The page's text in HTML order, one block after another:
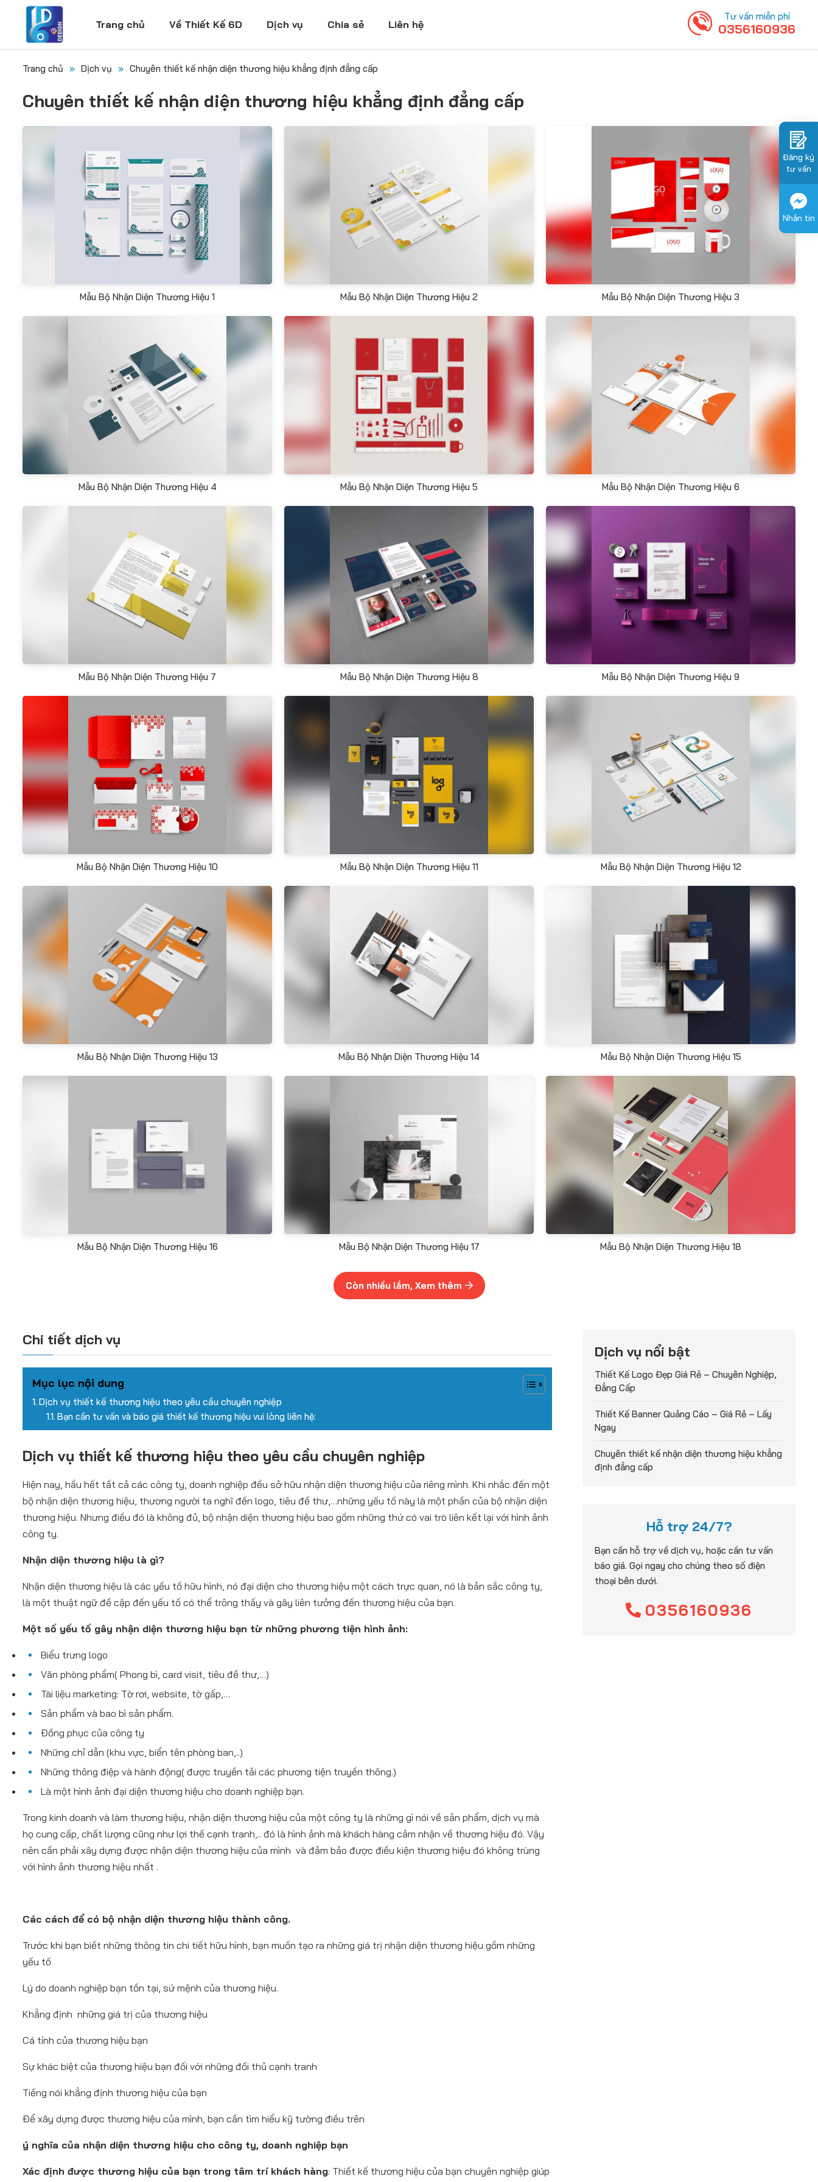
Trang chủ Về Thiết Kế 6D Dịch vụ Chia sẻ Liên hệ
Tư vấn miễn phí
0356160936
Trang chủ » Dịch vụ » Chuyên thiết kế nhận diện thương hiệu khẳng định đẳng cấp
Chuyên thiết kế nhận diện thương hiệu khẳng định đẳng cấp
Mẫu Bộ Nhận Diện Thương Hiệu 1 Mẫu Bộ Nhận Diện Thương Hiệu 2 Mẫu Bộ Nhận Diện Thương Hiệu 3
Mẫu Bộ Nhận Diện Thương Hiệu 4 Mẫu Bộ Nhận Diện Thương Hiệu 5 Mẫu Bộ Nhận Diện Thương Hiệu 6
Mẫu Bộ Nhận Diện Thương Hiệu 7 Mẫu Bộ Nhận Diện Thương Hiệu 8 Mẫu Bộ Nhận Diện Thương Hiệu 9
Mẫu Bộ Nhận Diện Thương Hiệu 10 Mẫu Bộ Nhận Diện Thương Hiệu 11 Mẫu Bộ Nhận Diện Thương Hiệu 12
Mẫu Bộ Nhận Diện Thương Hiệu 13 Mẫu Bộ Nhận Diện Thương Hiệu 14 Mẫu Bộ Nhận Diện Thương Hiệu 15
Mẫu Bộ Nhận Diện Thương Hiệu 16 Mẫu Bộ Nhận Diện Thương Hiệu 17 Mẫu Bộ Nhận Diện Thương Hiệu 18
Còn nhiều lắm, Xem thêm
Chi tiết dịch vụ
Mục lục nội dung
Dịch vụ thiết kế thương hiệu theo yêu cầu chuyên nghiệp
Bạn cần tư vấn và báo giá thiết kế thương hiệu vui lòng liên hệ:
Dịch vụ thiết kế thương hiệu theo yêu cầu chuyên nghiệp
Hiện nay, hầu hết tất cả các công ty, doanh nghiệp đều sở hữu nhận diện thương hiệu của riêng mình. Khi nhắc đến một
bộ nhận diện thương hiệu, thương người ta nghĩ đến logo, tiêu đề thư,…những yếu tố này là một phần của bộ nhận diện
thương hiệu. Nhưng điều đó là không đủ, bộ nhận diện thương hiệu bao gồm những thứ có vai trò liên kết lại với hình ảnh
công ty.
Nhận diện thương hiệu là gì?
Nhận diện thương hiệu là các yếu tố hữu hình, nó đại diện cho thương hiệu một cách trực quan, nó là bản sắc công ty,
là một thuật ngữ đề cập đến yếu tố có thể trông thấy và gây liên tưởng đến thương hiệu của bạn.
Một số yếu tố gây nhận diện thương hiệu bạn từ những phương tiện hình ảnh:
Biểu trưng logo
Văn phòng phẩm( Phong bì, card visit, tiêu đề thư,…)
Tài liệu marketing: Tờ rơi, website, tờ gấp,…
Sản phẩm và bao bì sản phẩm.
Đồng phục của công ty
Những chỉ dẫn (khu vực, biển tên phòng ban,..)
Những thông điệp và hành động( được truyền tải các phương tiện truyền thông.)
Là một hình ảnh đại diện thương hiệu cho doanh nghiệp bạn.
Trong kinh doanh và làm thương hiệu, nhận diện thương hiệu của một công ty là những gì nói về sản phẩm, dịch vụ mà
họ cung cấp, chất lượng cũng như lợi thế cạnh tranh,.. đó là hình ảnh mà khách hàng cảm nhận về thương hiệu đó. Vậy
nên cần phải xây dựng được nhận diện thương hiệu của mình và đảm bảo được điều kiện thương hiệu đó không trùng
với hình ảnh thương hiệu nhất .
Các cách để có bộ nhận diện thương hiệu thành công.
Trước khi bạn biết những thông tin chi tiết hữu hình, bạn muốn tạo ra những giá trị nhận diện thương hiệu gồm những
yếu tố
Lý do doanh nghiệp bạn tồn tại, sứ mệnh của thương hiệu.
Khẳng định những giá trị của thương hiệu
Cá tính của thương hiệu bạn
Sự khác biệt của thương hiệu bạn đối với những đối thủ cạnh tranh
Tiếng nói khẳng định thương hiệu của bạn
Để xây dựng được thương hiệu của mình, bạn cần tìm hiểu kỹ tường điều trên
ý nghĩa của nhận diện thương hiệu cho công ty, doanh nghiệp bạn
Xác định được thương hiệu của bạn trong tâm trí khách hàng: Thiết kế thương hiệu của bạn chuyên nghiệp giúp
Dịch vụ nổi bật
Thiết Kế Logo Đẹp Giá Rẻ – Chuyên Nghiệp,
Đẳng Cấp
Thiết Kế Banner Quảng Cáo – Giá Rẻ – Lấy
Ngay
Chuyên thiết kế nhận diện thương hiệu khẳng
định đẳng cấp
Hỗ trợ 24/7?
Bạn cần hỗ trợ về dịch vụ, hoặc cần tư vấn
báo giá. Gọi ngay cho chúng theo số điện
thoại bên dưới.
0356160936
Đăng ký
tư vấn
Nhắn tin